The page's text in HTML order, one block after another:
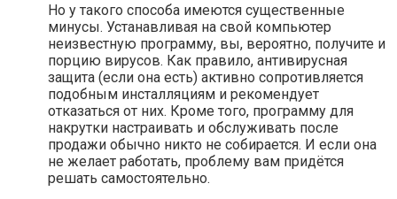
Но у такого способа имеются существенные
минусы. Устанавливая на свой компьютер
неизвестную программу, вы, вероятно, получите и
порцию вирусов. Как правило, антивирусная
защита (если она есть) активно сопротивляется
подобным инсталляциям и рекомендует
отказаться от них. Кроме того, программу для
накрутки настраивать и обслуживать после
продажи обычно никто не собирается. И если она
не желает работать, проблему вам придётся
решать самостоятельно.